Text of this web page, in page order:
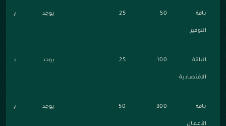
باقة
التوفير
50
25 يوجد يوجد
الباقة
الاقتصادية
100
25 يوجد يوجد
باقة
الأعمال
300
50 يوجد يوجد